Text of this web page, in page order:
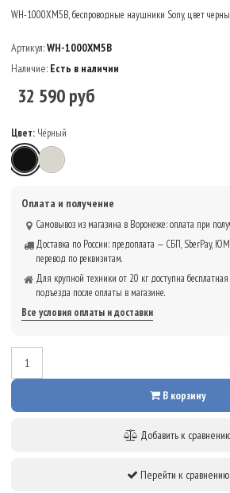
WH-1000XM5B, беспроводные наушники Sony, цвет
Артикул:WH-1000XM5B
Наличие: Есть в наличии
32 590 руб
Цвет: Чёрный
ЧёрныйСеребристый
Оплата и получение
Самовывоз из магазина в Воронеже: оплата при
Доставка по России: предоплата — СБП, SberPay,
перевод по реквизитам.
Для крупной техники от 20 кг доступна
подъезда после оплаты в магазине.
Все условия оплаты и доставки
В корзину
Добавить к
Перейти к сравнению